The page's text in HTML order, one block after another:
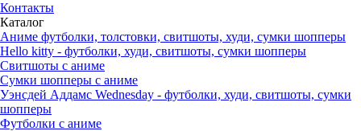
Контакты
Каталог
Аниме футболки, толстовки, свитшоты, худи, сумки шопперы
Hello kitty - футболки, худи, свитшоты, сумки шопперы
Свитшоты с аниме
Сумки шопперы с аниме
Уэнсдей Аддамс Wednesday - футболки, худи, свитшоты, сумки
шопперы
Футболки с аниме